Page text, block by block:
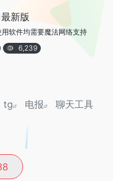
最新版
软件均需要魔法网络支持
6,239
tg 电报 聊天工具